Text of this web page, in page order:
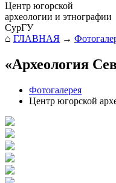
Центр югорской
археологии и этнографии
СурГУ
⌂ ГЛАВНАЯ →
«Археология
Фотогалерея
Центр югорской